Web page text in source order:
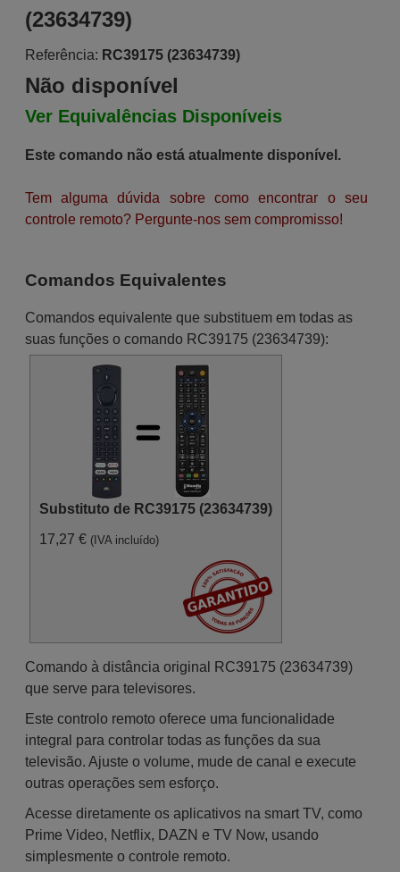
(23634739)
Referência: RC39175 (23634739)
Não disponível
Ver Equivalências Disponíveis
Este comando não está atualmente disponível.
Tem alguma dúvida sobre como encontrar o seu
controle remoto? Pergunte-nos sem compromisso!
Comandos Equivalentes
Comandos equivalente que substituem em todas as
suas funções o comando RC39175 (23634739):
Substituto de RC39175 (23634739)
17,27 € (IVA incluído)
Comando à distância original RC39175 (23634739)
que serve para televisores.
Este controlo remoto oferece uma funcionalidade
integral para controlar todas as funções da sua
televisão. Ajuste o volume, mude de canal e execute
outras operações sem esforço.
Acesse diretamente os aplicativos na smart TV, como
Prime Video, Netflix, DAZN e TV Now, usando
simplesmente o controle remoto.